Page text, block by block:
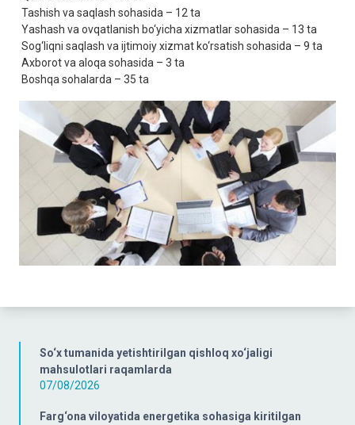
So‘x tumanida yetishtirilgan qishloq xo‘jaligi
mahsulotlari raqamlarda
07/08/2026
Farg‘ona viloyatida energetika sohasiga kiritilgan
Tashish va saqlash sohasida – 12 ta
Yashash va ovqatlanish bo‘yicha xizmatlar sohasida – 13 ta
Sog‘liqni saqlash va ijtimoiy xizmat ko‘rsatish sohasida – 9 ta
Axborot va aloqa sohasida – 3 ta
Boshqa sohalarda – 35 ta